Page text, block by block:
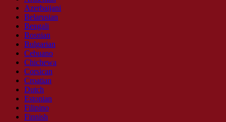
Azerbaijani
Belarusian
Bengali
Bosnian
Bulgarian
Cebuano
Chichewa
Corsican
Croatian
Dutch
Estonian
Filipino
Finnish